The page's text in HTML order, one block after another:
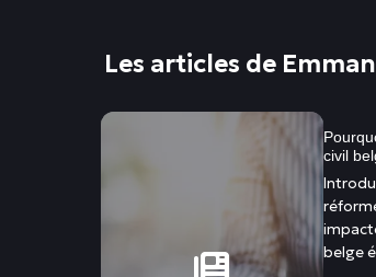
Les articles de
civil
belge